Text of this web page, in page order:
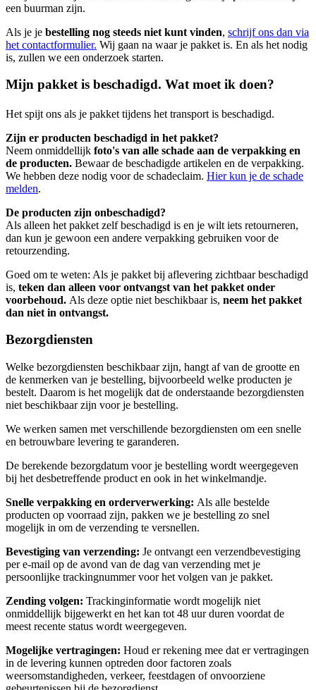
een buurman zijn.
Als je je bestelling nog steeds niet kunt vinden, schrijf ons dan via
het contactformulier. Wij gaan na waar je pakket is. En als het nodig
is, zullen we een onderzoek starten.
Mijn pakket is beschadigd. Wat moet ik doen?
Het spijt ons als je pakket tijdens het transport is beschadigd.
Zijn er producten beschadigd in het pakket?
Neem onmiddellijk foto's van alle schade aan de verpakking en
de producten. Bewaar de beschadigde artikelen en de verpakking.
We hebben deze nodig voor de schadeclaim. Hier kun je de schade
melden.
De producten zijn onbeschadigd?
Als alleen het pakket zelf beschadigd is en je wilt iets retourneren,
dan kun je gewoon een andere verpakking gebruiken voor de
retourzending.
Goed om te weten: Als je pakket bij aflevering zichtbaar beschadigd
is, teken dan alleen voor ontvangst van het pakket onder
voorbehoud. Als deze optie niet beschikbaar is, neem het pakket
dan niet in ontvangst.
Bezorgdiensten
Welke bezorgdiensten beschikbaar zijn, hangt af van de grootte en
de kenmerken van je bestelling, bijvoorbeeld welke producten je
bestelt. Daarom is het mogelijk dat de onderstaande bezorgdiensten
niet beschikbaar zijn voor je bestelling.
We werken samen met verschillende bezorgdiensten om een snelle
en betrouwbare levering te garanderen.
De berekende bezorgdatum voor je bestelling wordt weergegeven
bij het desbetreffende product en ook in het winkelmandje.
Snelle verpakking en orderverwerking: Als alle bestelde
producten op voorraad zijn, pakken we je bestelling zo snel
mogelijk in om de verzending te versnellen.
Bevestiging van verzending: Je ontvangt een verzendbevestiging
per e-mail op de avond van de dag van verzending met je
persoonlijke trackingnummer voor het volgen van je pakket.
Zending volgen: Trackinginformatie wordt mogelijk niet
onmiddellijk bijgewerkt en het kan tot 48 uur duren voordat de
meest recente status wordt weergegeven.
Mogelijke vertragingen: Houd er rekening mee dat er vertragingen
in de levering kunnen optreden door factoren zoals
weersomstandigheden, verkeer, feestdagen of onvoorziene